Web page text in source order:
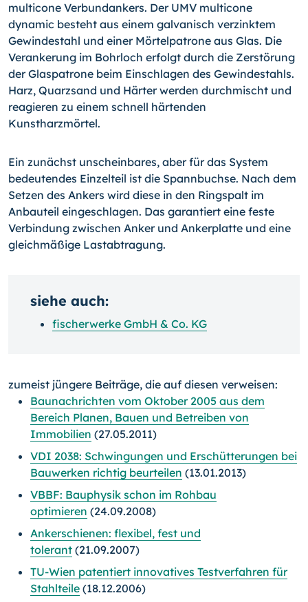
multicone Verbundankers. Der UMV multicone
dynamic besteht aus einem galvanisch verzinktem
Gewindestahl und einer Mörtelpatrone aus Glas. Die
Verankerung im Bohrloch erfolgt durch die Zerstörung
der Glaspatrone beim Einschlagen des Gewindestahls.
Harz, Quarzsand und Härter werden durchmischt und
reagieren zu einem schnell härtenden
Kunstharzmörtel.
Ein zunächst unscheinbares, aber für das System
bedeutendes Einzelteil ist die Spannbuchse. Nach dem
Setzen des Ankers wird diese in den Ringspalt im
Anbauteil eingeschlagen. Das garantiert eine feste
Verbindung zwischen Anker und Ankerplatte und eine
gleichmäßige Lastabtragung.
siehe auch:
fischerwerke GmbH & Co. KG
zumeist jüngere Beiträge, die auf diesen verweisen:
Baunachrichten vom Oktober 2005 aus dem
Bereich Planen, Bauen und Betreiben von
Immobilien (27.05.2011)
VDI 2038: Schwingungen und Erschütterungen bei
Bauwerken richtig beurteilen (13.01.2013)
VBBF: Bauphysik schon im Rohbau
optimieren (24.09.2008)
Ankerschienen: flexibel, fest und
tolerant (21.09.2007)
TU-Wien patentiert innovatives Testverfahren für
Stahlteile (18.12.2006)